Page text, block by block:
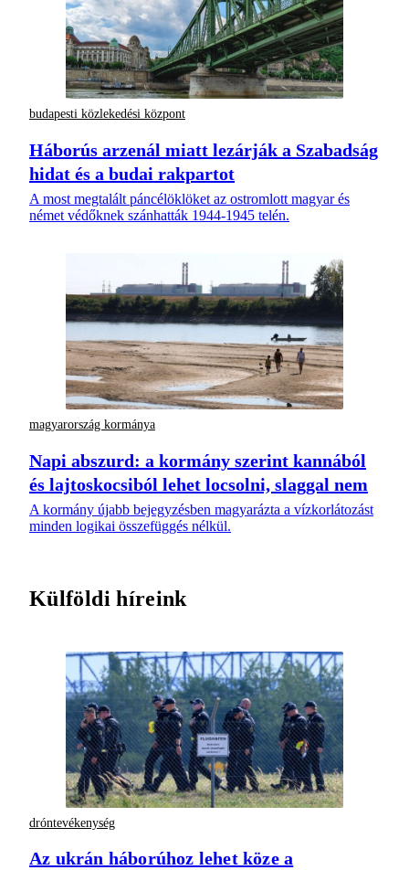
budapesti közlekedési központ
Háborús arzenál miatt lezárják a Szabadság
hidat és a budai rakpartot
A most megtalált páncélöklöket az ostromlott magyar és
német védőknek szánhatták 1944-1945 telén.
magyarország kormánya
Napi abszurd: a kormány szerint kannából
és lajtoskocsiból lehet locsolni, slaggal nem
A kormány újabb bejegyzésben magyarázta a vízkorlátozást
minden logikai összefüggés nélkül.
Külföldi híreink
dróntevékenység
Az ukrán háborúhoz lehet köze a